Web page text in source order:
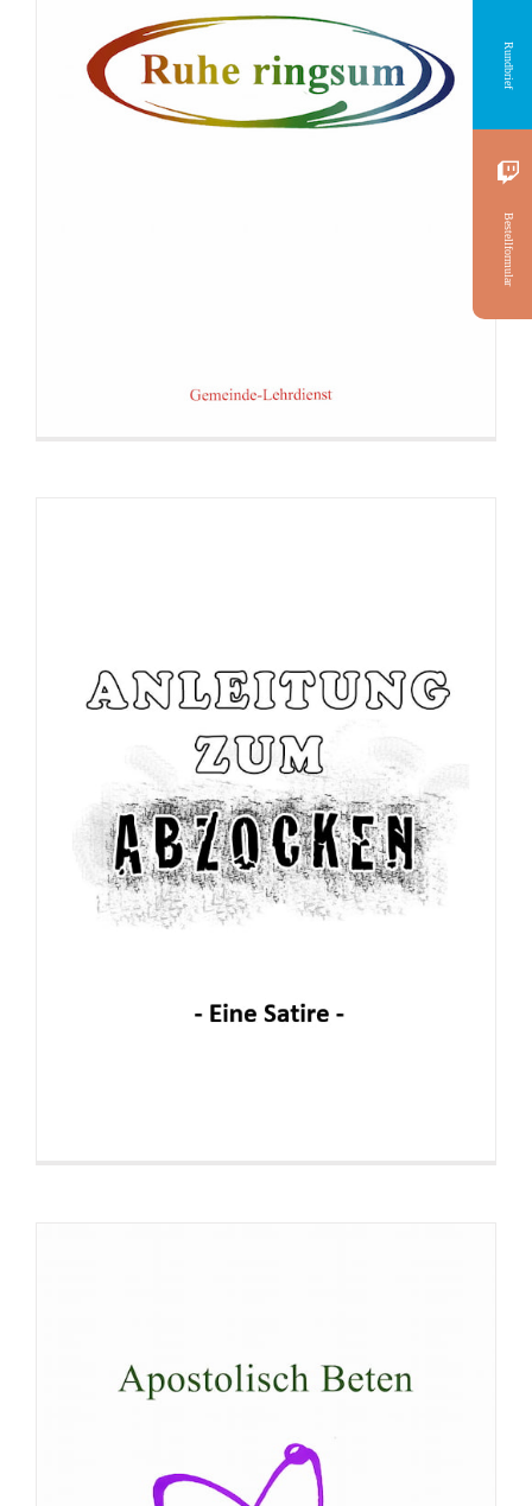
Broschüre: Apostolische Gebete
Rundbrief
Bestellformular